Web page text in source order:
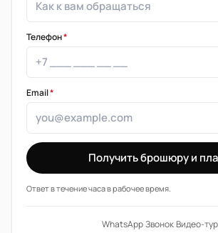
Телефон*
Email*
Получить брошюру и
Ответ в течение часа в рабочее время.
WhatsApp·Звонок·Видео-тур